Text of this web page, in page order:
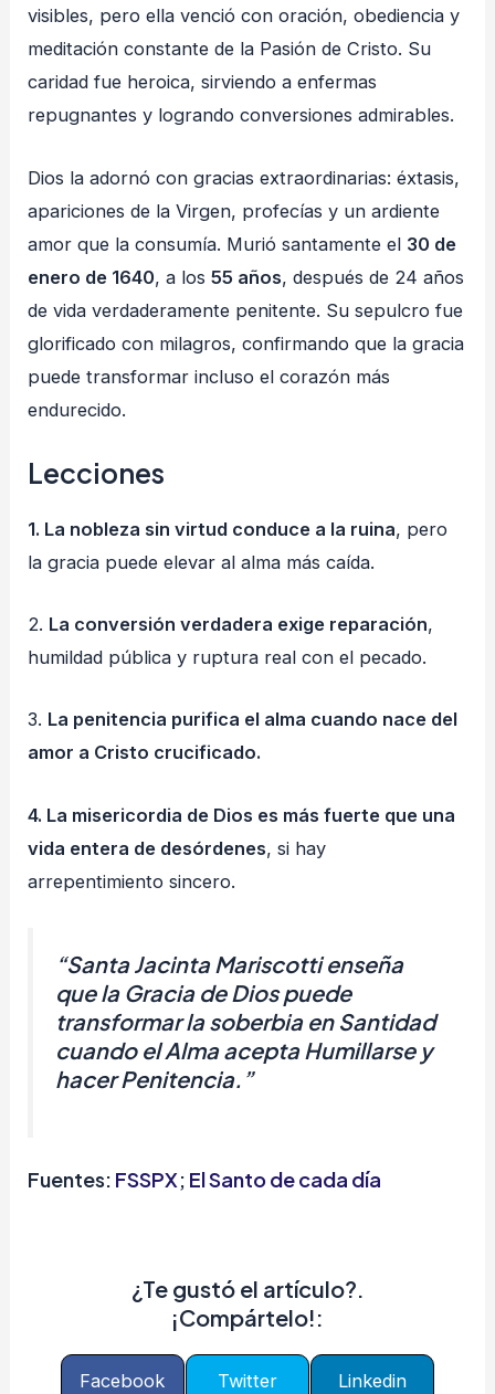
visibles, pero ella venció con oración, obediencia y
meditación constante de la Pasión de Cristo. Su
caridad fue heroica, sirviendo a enfermas
repugnantes y logrando conversiones admirables.
Dios la adornó con gracias extraordinarias: éxtasis,
apariciones de la Virgen, profecías y un ardiente
amor que la consumía. Murió santamente el 30 de
enero de 1640, a los55 años, después de 24 años
de vida verdaderamente penitente. Su sepulcro fue
glorificado con milagros, confirmando que la gracia
puede transformar incluso el corazón más
endurecido.
Lecciones
1. La nobleza sin virtud conduce a la ruina, pero
la gracia puede elevar al alma más caída.
2. La conversión verdadera exige reparación,
humildad pública y ruptura real con el pecado.
3. La penitencia purifica el alma cuando nace del
amor a Cristo crucificado.
4. La misericordia de Dios es más fuerte que una
vida entera de desórdenes, si hay
arrepentimiento sincero.
“Santa Jacinta Mariscotti enseña
que la Gracia de Dios puede
transformar la soberbia en Santidad
cuando el Alma acepta Humillarse y
hacer Penitencia. ”
Fuentes: FSSPX; El Santo de cada día
¿Te gustó el artículo?.
¡Compártelo!:
Facebook Twitter Linkedin